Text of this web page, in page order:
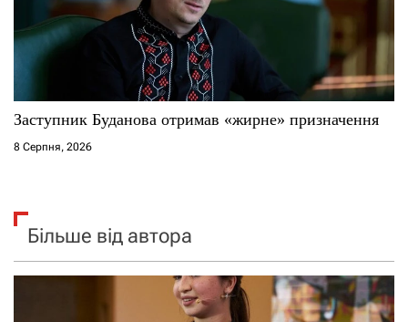
Заступник Буданова отримав «жирне» призначення
8 Серпня, 2026
Більше від автора